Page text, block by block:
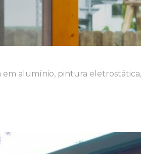
alumínio, pintura eletrostática,